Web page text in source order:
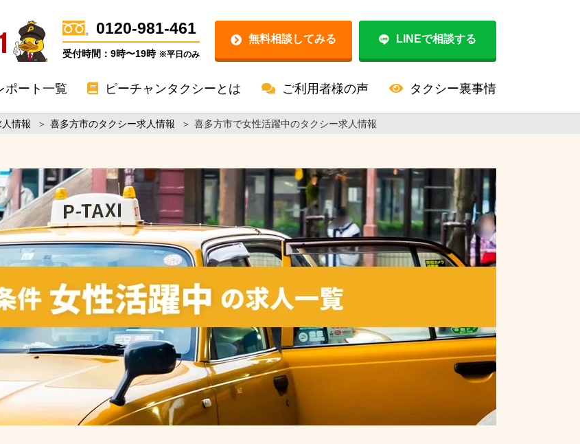
0120-981-461
受付時間：9時〜19時 ※平日のみ
無料相談してみる LINEで相談する
ポート一覧 ピーチャンタクシーとは ご利用者様の声 タクシー裏事情
情報 ＞ 喜多方市のタクシー求人情報 ＞ 喜多方市で女性活躍中のタクシー求人情報